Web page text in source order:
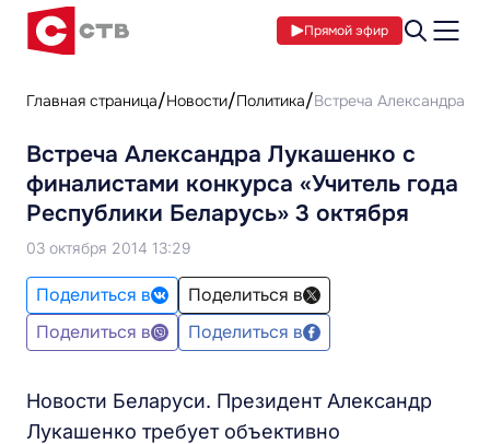
Прямой эфир
Главная страница Новости Политика Встреча Александра
Встреча Александра Лукашенко с
финалистами конкурса «Учитель года
Республики Беларусь» 3 октября
03 октября 2014 13:29
Поделиться в
Поделиться в
Поделиться в
Поделиться в
Новости Беларуси. Президент Александр
Лукашенко требует объективно